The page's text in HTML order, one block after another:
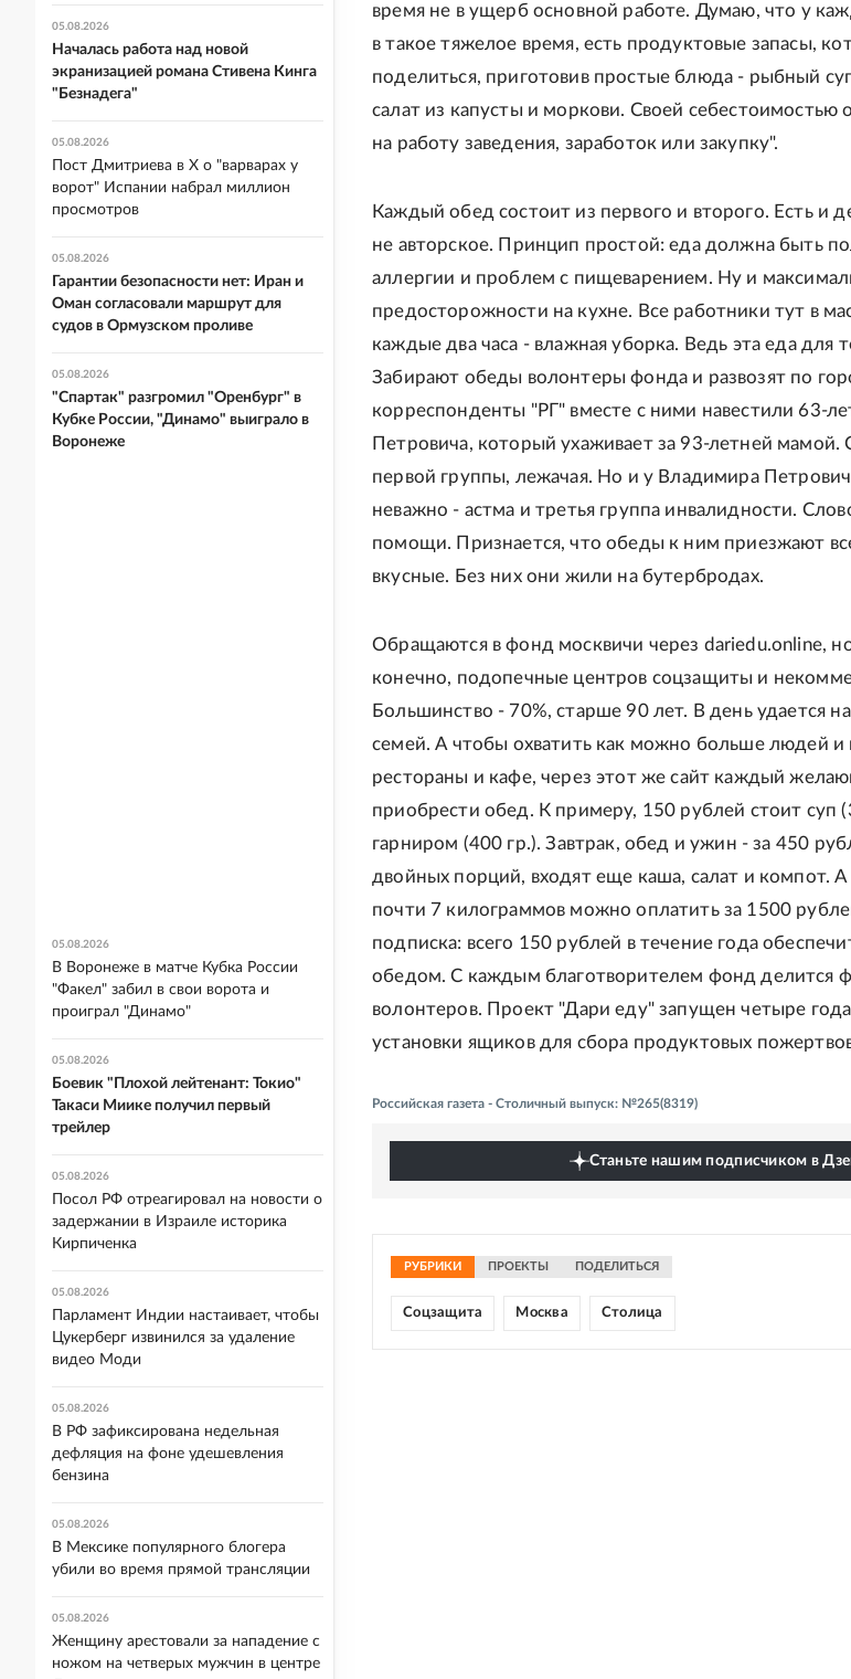
время не в ущерб основной работе. Думаю, что у
в такое тяжелое время, есть продуктовые запасы,
поделиться, приготовив простые блюда - рыбный
салат из капусты и моркови. Своей себестоимостью
на работу заведения, заработок или закупку".
Каждый обед состоит из первого и второго. Есть и
не авторское. Принцип простой: еда должна быть
аллергии и проблем с пищеварением. Ну и
предосторожности на кухне. Все работники тут в
каждые два часа - влажная уборка. Ведь эта еда для
Забирают обеды волонтеры фонда и развозят по
корреспонденты "РГ" вместе с ними навестили 63-
Петровича, который ухаживает за 93-летней мамой.
первой группы, лежачая. Но и у Владимира
неважно - астма и третья группа инвалидности.
помощи. Признается, что обеды к ним приезжают
вкусные. Без них они жили на бутербродах.
Обращаются в фонд москвичи через dariedu.online,
конечно, подопечные центров соцзащиты и
Большинство - 70%, старше 90 лет. В день удается
семей. А чтобы охватить как можно больше людей и
рестораны и кафе, через этот же сайт каждый
приобрести обед. К примеру, 150 рублей стоит суп
гарниром (400 гр.). Завтрак, обед и ужин - за 450
двойных порций, входят еще каша, салат и компот.
почти 7 килограммов можно оплатить за 1500
подписка: всего 150 рублей в течение года
обедом. С каждым благотворителем фонд делится
волонтеров. Проект "Дари еду" запущен четыре
установки ящиков для сбора продуктовых
Российская газета - Столичный выпуск: №265(8319)
Станьте нашим подписчиком в
РУБРИКИ ПРОЕКТЫ ПОДЕЛИТЬСЯ
Соцзащита Москва Столица
05.08.2026
Началась работа над новой
экранизацией романа Стивена Кинга
"Безнадега"
05.08.2026
Пост Дмитриева в X о "варварах у
ворот" Испании набрал миллион
просмотров
05.08.2026
Гарантии безопасности нет: Иран и
Оман согласовали маршрут для
судов в Ормузском проливе
05.08.2026
"Спартак" разгромил "Оренбург" в
Кубке России, "Динамо" выиграло в
Воронеже
05.08.2026
В Воронеже в матче Кубка России
"Факел" забил в свои ворота и
проиграл "Динамо"
05.08.2026
Боевик "Плохой лейтенант: Токио"
Такаси Миике получил первый
трейлер
05.08.2026
Посол РФ отреагировал на новости о
задержании в Израиле историка
Кирпиченка
05.08.2026
Парламент Индии настаивает, чтобы
Цукерберг извинился за удаление
видео Моди
05.08.2026
В РФ зафиксирована недельная
дефляция на фоне удешевления
бензина
05.08.2026
В Мексике популярного блогера
убили во время прямой трансляции
05.08.2026
Женщину арестовали за нападение с
ножом на четверых мужчин в центре